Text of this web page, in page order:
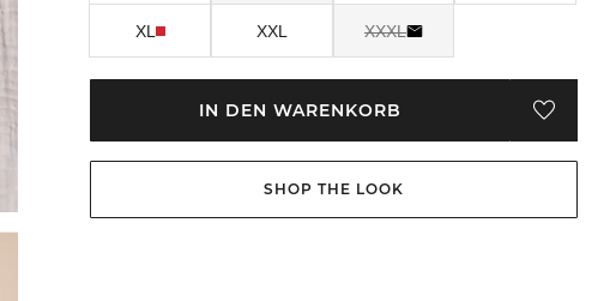
XL XXL XXXL
IN DEN WARENKORB
SHOP THE LOOK